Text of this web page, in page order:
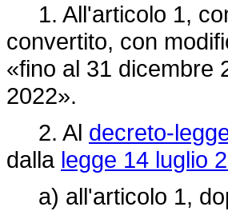
1. All'articolo 1,
convertito, con
«fino al 31 dicembre
2022».
2. Al decreto-
dalla legge 14 luglio
a) all'articolo 1,